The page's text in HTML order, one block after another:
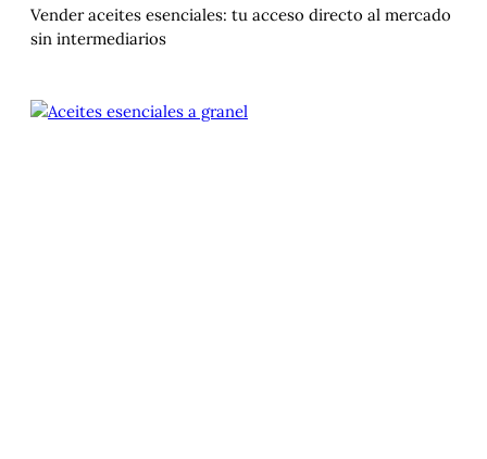
Vender aceites esenciales: tu acceso directo al mercado
sin intermediarios